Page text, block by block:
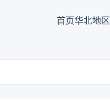
首页华北地区